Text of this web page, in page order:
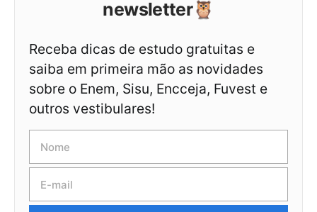
newsletter🦉
Receba dicas de estudo gratuitas e
saiba em primeira mão as novidades
sobre o Enem, Sisu, Encceja, Fuvest e
outros vestibulares!